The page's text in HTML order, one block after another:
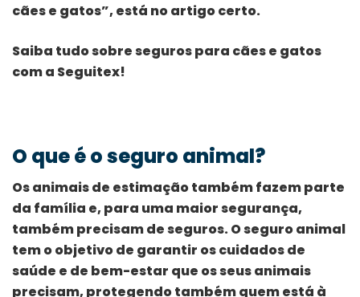
cães e gatos”, está no artigo certo.
Saiba tudo sobre seguros para cães e gatos
com a Seguitex!
O que é o seguro animal?
Os animais de estimação também fazem parte
da família e, para uma maior segurança,
também precisam de seguros. O seguro animal
tem o objetivo de garantir os cuidados de
saúde e de bem-estar que os seus animais
precisam, protegendo também quem está à